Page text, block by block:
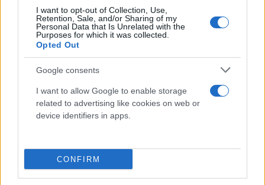
I want to opt-out of Collection, Use,
Retention, Sale, and/or Sharing of my
Personal Data that Is Unrelated with the
Purposes for which it was collected.
Opted Out
Google consents
I want to allow Google to enable storage
related to advertising like cookies on web or
device identifiers in apps.
CONFIRM
Επιλέξτε ένα ασφαλή χώρο συνάντησης
μετά τον σεισμό, ο οποίος να βρίσκεται:
μακριά από κτίρια και δέντρα
μακριά από τηλεφωνικά και ηλεκτρικά
καλώδια.
ΟΤΑΝ ΓΙΝΕΤΑΙ ΣΕΙΣΜΟΣ
Διατηρείστε την ψυχραιμία σας.